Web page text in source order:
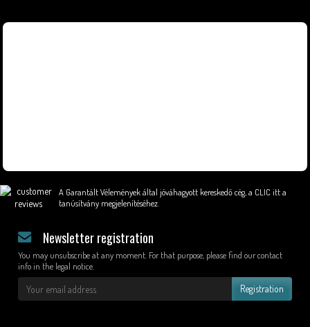
A Garantált Vélemények által jóváhagyott kereskedő cég, a CLIC itt a
tanúsítvány megjelenítéséhez
Newsletter registration
You may unsubscribe at any moment. For that purpose, please find our contact
info in the legal notice.
Registration